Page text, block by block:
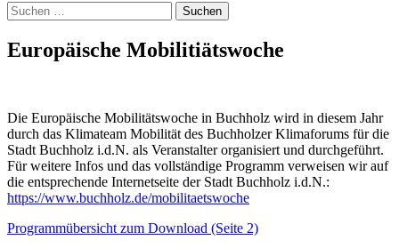
Suchen
nach:
Europäische Mobilitiätswoche
Die Europäische Mobilitätswoche in Buchholz wird in diesem Jahr
durch das Klimateam Mobilität des Buchholzer Klimaforums für die
Stadt Buchholz i.d.N. als Veranstalter organisiert und durchgeführt.
Für weitere Infos und das vollständige Programm verweisen wir auf
die entsprechende Internetseite der Stadt Buchholz i.d.N.:
https://www.buchholz.de/mobilitaetswoche
Programmübersicht zum Download (Seite 2)